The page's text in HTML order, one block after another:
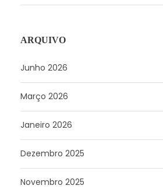
ARQUIVO
Junho 2026
Março 2026
Janeiro 2026
Dezembro 2025
Novembro 2025